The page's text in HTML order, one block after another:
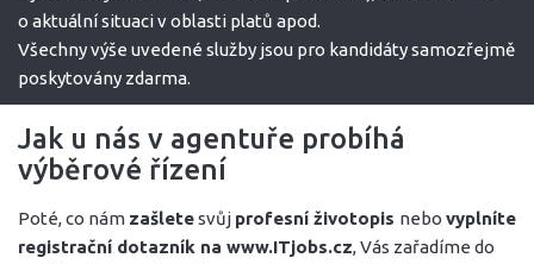
o aktuální situaci v oblasti platů apod.
Všechny výše uvedené služby jsou pro kandidáty samozřejmě
poskytovány zdarma.
Jak u nás v agentuře probíhá
výběrové řízení
Poté, co nám zašletesvůj profesní životopis nebo vyplníte
registrační dotazník na www.ITjobs.cz, Vás zařadíme do